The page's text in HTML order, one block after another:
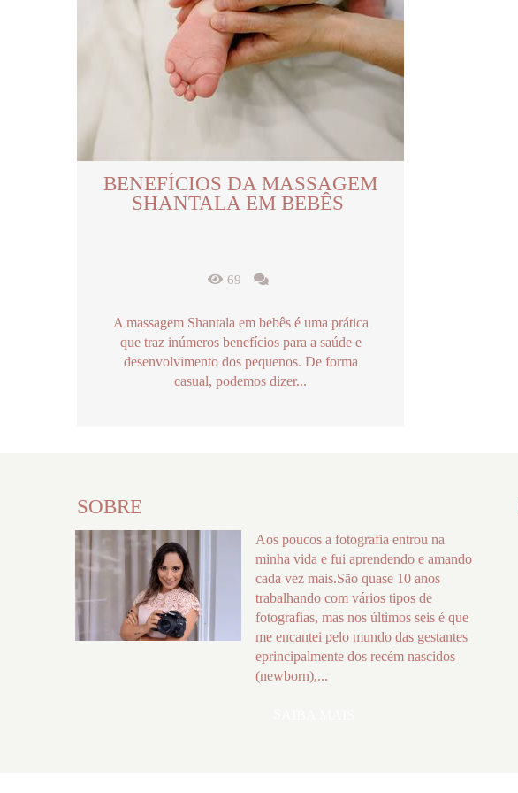
BENEFÍCIOS DA MASSAGEM
SHANTALA EM BEBÊS
69
A massagem Shantala em bebês é uma prática
que traz inúmeros benefícios para a saúde e
desenvolvimento dos pequenos. De forma
casual, podemos dizer...
SOBRE
Aos poucos a fotografia entrou na
minha vida e fui aprendendo e amando
cada vez mais.São quase 10 anos
trabalhando com vários tipos de
fotografias, mas nos últimos seis é que
me encantei pelo mundo das gestantes
eprincipalmente dos recém nascidos
(newborn),...